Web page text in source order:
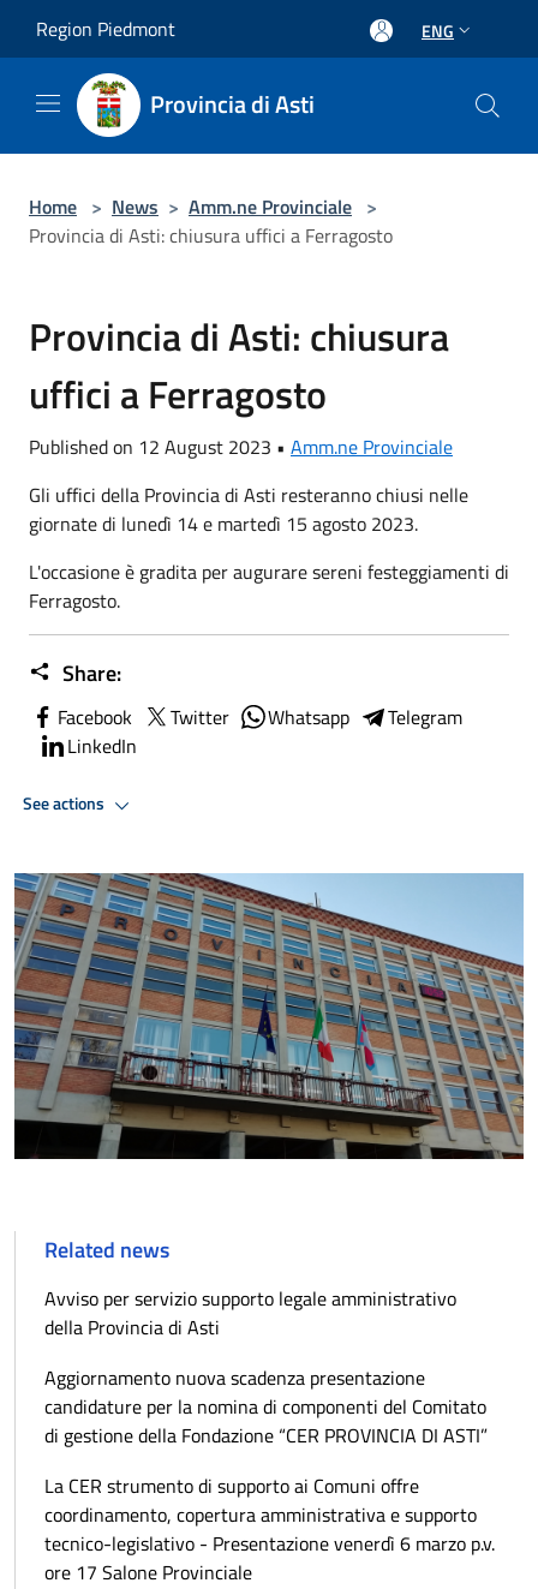
Region Piedmont ENG
Provincia di Asti
Home > News > Amm.ne Provinciale >
Provincia di Asti: chiusura uffici a Ferragosto
Provincia di Asti: chiusura
uffici a Ferragosto
Published on 12 August 2023 • Amm.ne Provinciale
Gli uffici della Provincia di Asti resteranno chiusi nelle
giornate di lunedì 14 e martedì 15 agosto 2023.
L'occasione è gradita per augurare sereni festeggiamenti di
Ferragosto.
Share:
Facebook Twitter Whatsapp
Telegram
LinkedIn
See actions
Related news
Avviso per servizio supporto legale amministrativo
della Provincia di Asti
Aggiornamento nuova scadenza presentazione
candidature per la nomina di componenti del Comitato
di gestione della Fondazione “CER PROVINCIA DI ASTI”
La CER strumento di supporto ai Comuni offre
coordinamento, copertura amministrativa e supporto
tecnico-legislativo - Presentazione venerdì 6 marzo p.v.
ore 17 Salone Provinciale